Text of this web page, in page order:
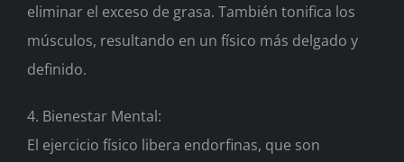
eliminar el exceso de grasa. También tonifica los
músculos, resultando en un físico más delgado y
definido.
4. Bienestar Mental:
El ejercicio físico libera endorfinas, que son